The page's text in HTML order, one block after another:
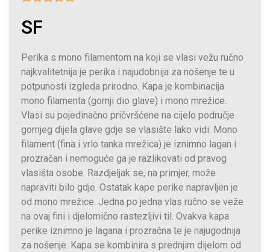
SF
Perika s mono filamentom na koji se vlasi vežu ručno
najkvalitetnija je perika i najudobnija za nošenje te u
potpunosti izgleda prirodno. Kapa je kombinacija
mono filamenta (gornji dio glave) i mono mrežice.
Vlasi su pojedinačno pričvršćene na cijelo područje
gornjeg dijela glave gdje se vlasište lako vidi. Mono
filament (fina i vrlo tanka mrežica) je iznimno lagan i
prozračan i nemoguće ga je razlikovati od pravog
vlasišta osobe. Razdjeljak se, na primjer, može
napraviti bilo gdje. Ostatak kape perike napravljen je
od mono mrežice. Jedna po jedna vlas ručno se veže
na ovaj fini i djelomično rastezljivi til. Ovakva kapa
perike iznimno je lagana i prozračna te je najugodnija
za nošenje. Kapa se kombinira s prednjim dijelom od